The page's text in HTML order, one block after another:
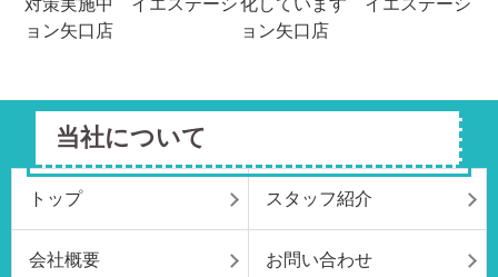
当社について
トップ スタッフ紹介
会社概要 お問い合わせ